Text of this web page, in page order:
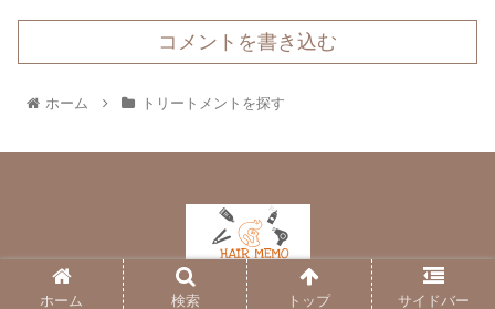
コメントを書き込む
ホーム トリートメントを探す
© 2018 ヘアメモ.
ホーム 検索 トップ サイドバー